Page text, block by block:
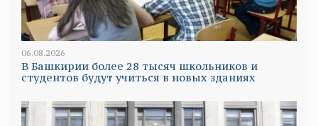
06.08.2026
В Башкирии более 28 тысяч школьников и
студентов будут учиться в новых зданиях